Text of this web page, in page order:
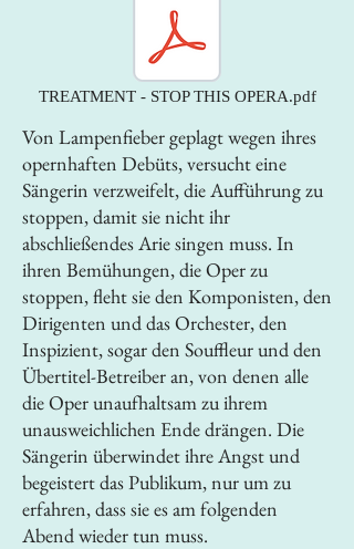
TREATMENT - STOP THIS OPERA.pdf
Von Lampenfieber geplagt wegen ihres
opernhaften Debüts, versucht eine
Sängerin verzweifelt, die Aufführung zu
stoppen, damit sie nicht ihr
abschließendes Arie singen muss. In
ihren Bemühungen, die Oper zu
stoppen, fleht sie den Komponisten, den
Dirigenten und das Orchester, den
Inspizient, sogar den Souffleur und den
Übertitel-Betreiber an, von denen alle
die Oper unaufhaltsam zu ihrem
unausweichlichen Ende drängen. Die
Sängerin überwindet ihre Angst und
begeistert das Publikum, nur um zu
erfahren, dass sie es am folgenden
Abend wieder tun muss.